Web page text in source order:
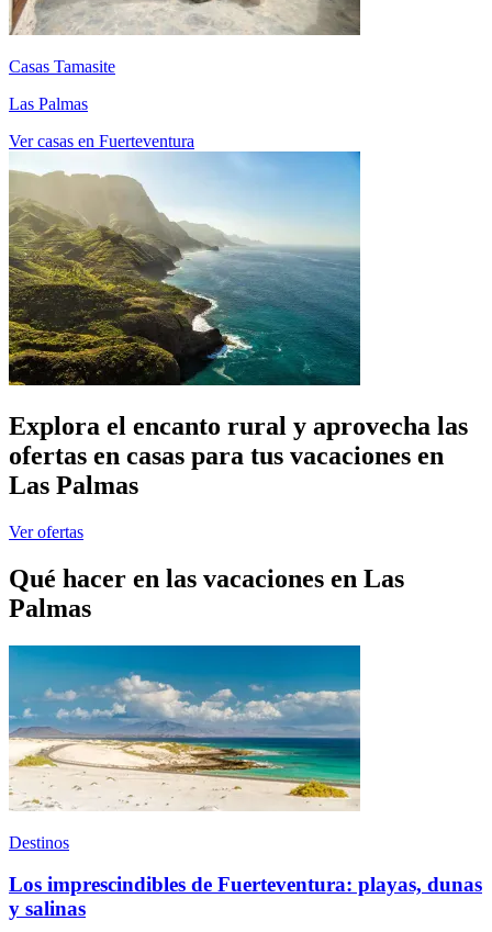
Casas Tamasite
Las Palmas
Ver casas en Fuerteventura
Explora el encanto rural y aprovecha las
ofertas en casas para tus vacaciones en
Las Palmas
Ver ofertas
Qué hacer en las vacaciones en Las
Palmas
Destinos
Los imprescindibles de Fuerteventura: playas, dunas
y salinas